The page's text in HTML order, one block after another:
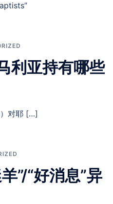
利亚持有哪些
对耶 […]
”/“好消息”异